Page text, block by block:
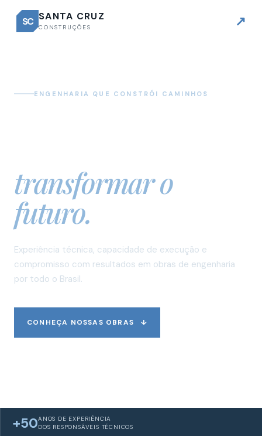
SC SANTA CRUZ
CONSTRUÇÕES ↗
ENGENHARIA QUE CONSTRÓI CAMINHOS
transformar o
futuro.
Experiência técnica, capacidade de execução e
compromisso com resultados em obras de engenharia
por todo o Brasil.
CONHEÇA NOSSAS OBRAS ↓
+50ANOS DE EXPERIÊNCIA
DOS RESPONSÁVEIS TÉCNICOS